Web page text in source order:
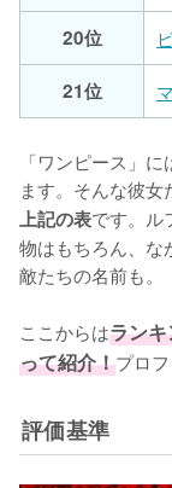
20位
21位
「ワンピース」
ます。そんな彼女
上記の表です。ル
物はもちろん、な
敵たちの名前も。
ここからはラン
って紹介！プロ
評価基準